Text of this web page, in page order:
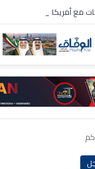
مع أمريكا ما دامت تنتهك